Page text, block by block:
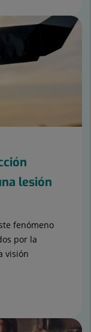
lesión
fenómeno
por la
visión